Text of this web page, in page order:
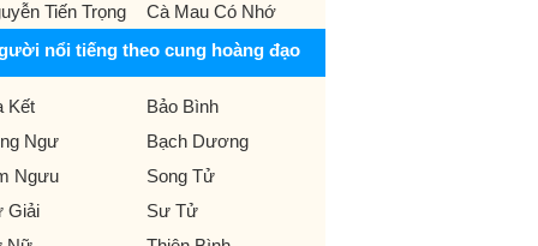
Tiến Trọng
Cà Mau Có Nhớ
nổi tiếng theo cung hoàng đạo
Kết
Bảo Bình
Ngư
Bạch Dương
Ngưu
Song Tử
Giải
Sư Tử